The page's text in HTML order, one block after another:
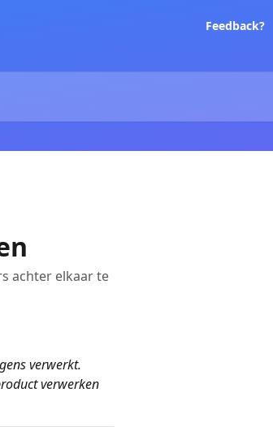
Feedback?
achter elkaar te
verwerkt.
verwerken